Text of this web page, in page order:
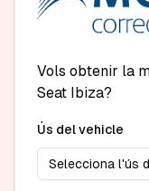
Vols obtenir la
Seat Ibiza?
Ús del vehicle
Selecciona l'ús